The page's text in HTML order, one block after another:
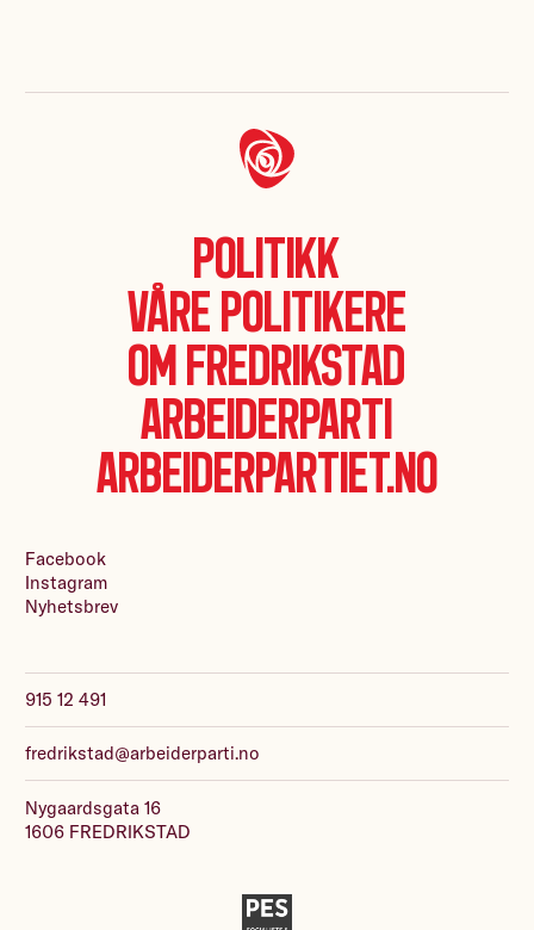
Politikk
Våre politikere
Om Fredrikstad
Arbeiderparti
Arbeiderpartiet.no
915 12 491
fredrikstad@arbeiderparti.no
Nygaardsgata 16
1606 FREDRIKSTAD
Facebook
Instagram
Nyhetsbrev